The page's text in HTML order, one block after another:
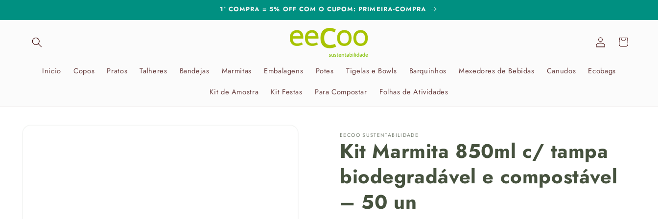
conteúdo
1ª COMPRA = 5% OFF COM O CUPOM: PRIMEIRA-COMPRA
Inicio Copos Pratos Talheres Bandejas Marmitas Embalagens Potes Tigelas e Bowls Barquinhos Mexedores de Bebidas Canudos
Ecobags
Kit de Amostra
Kit Festas Para Compostar Folhas de Atividades
Fazer
login
Carrinho
EECOO SUSTENTABILIDADE
Kit Marmita 850ml c/ tampa
biodegradável e compostável
– 50 un